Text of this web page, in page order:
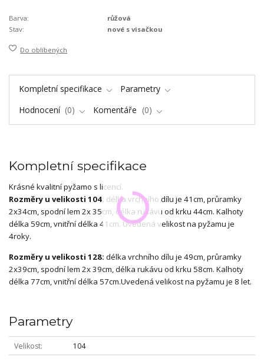
Barva:
růžová
Stav:
nové s visačkou
Do oblíbených
Kompletní specifikace
Parametry
Hodnocení
0 Komentáře 0
Kompletní specifikace
Krásné kvalitní pyžamo s licencí.
Rozměry u velikosti 104: délka vrchního dílu je 41cm, průramky
2x34cm, spodní lem 2x 35cm, délka rukávu od krku 44cm. Kalhoty
délka 59cm, vnitřní délka 41cm. Uvedená velikost na pyžamu je
4roky.
Rozměry u velikosti 128: délka vrchního dílu je 49cm, průramky
2x39cm, spodní lem 2x 39cm, délka rukávu od krku 58cm. Kalhoty
délka 77cm, vnitřní délka 57cm.Uvedená velikost na pyžamu je 8 let.
Parametry
Velikost 104